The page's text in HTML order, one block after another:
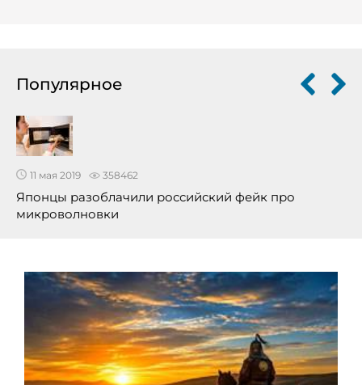
Популярное
11 мая 2019 358462
Японцы разоблачили российский фейк про
микроволновки